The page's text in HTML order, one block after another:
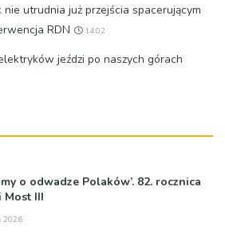
utrudnia już przejścia spacerującym
RDN
14:02
jeździ po naszych górach
o odwadze Polaków’. 82. rocznica
Most III
2026